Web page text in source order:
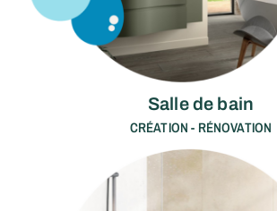
Salle de bain
CRÉATION - RÉNOVATION